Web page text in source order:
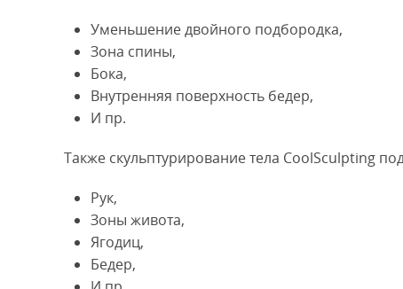
Уменьшение двойного подбородка,
Зона спины,
Бока,
Внутренняя поверхность бедер,
И пр.
Также скульптурирование тела CoolSculpting
Рук,
Зоны живота,
Ягодиц,
Бедер,